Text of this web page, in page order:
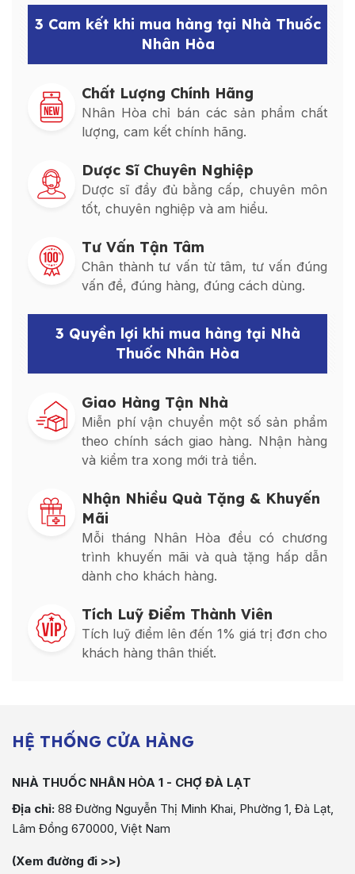
3 Cam kết khi mua hàng tại Nhà Thuốc
Nhân Hòa
Chất Lượng Chính Hãng
Nhân Hòa chỉ bán các sản phẩm chất
lượng, cam kết chính hãng.
Dược Sĩ Chuyên Nghiệp
Dược sĩ đầy đủ bằng cấp, chuyên môn
tốt, chuyên nghiệp và am hiểu.
Tư Vấn Tận Tâm
Chân thành tư vấn từ tâm, tư vấn đúng
vấn đề, đúng hàng, đúng cách dùng.
3 Quyền lợi khi mua hàng tại Nhà
Thuốc Nhân Hòa
Giao Hàng Tận Nhà
Miễn phí vận chuyển một số sản phẩm
theo chính sách giao hàng. Nhận hàng
và kiểm tra xong mới trả tiền.
Nhận Nhiều Quà Tặng & Khuyến
Mãi
Mỗi tháng Nhân Hòa đều có chương
trình khuyến mãi và quà tặng hấp dẫn
dành cho khách hàng.
Tích Luỹ Điểm Thành Viên
Tích luỹ điểm lên đến 1% giá trị đơn cho
khách hàng thân thiết.
HỆ THỐNG CỬA HÀNG
NHÀ THUỐC NHÂN HÒA 1 - CHỢ ĐÀ LẠT
Địa chỉ: 88 Đường Nguyễn Thị Minh Khai, Phường 1, Đà Lạt,
Lâm Đồng 670000, Việt Nam
(Xem đường đi >>)